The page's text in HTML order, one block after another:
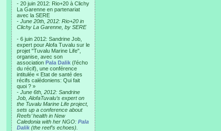
- 20 juin 2012: Rio+20 à Clichy
La Garenne en partenariat
avec la SERE
- June 20th, 2012: Rio+20 in
Clichy La Garenne, by SERE
- 6 juin 2012: Sandrine Job,
expert pour Alofa Tuvalu sur le
projet "Tuvalu Marine Life",
organise, avec son
association Pala Dalik (l’écho
du récif), une conférence
intitulée « Etat de santé des
récifs calédoniens: Qui fait
quoi ? »
- June 6th, 2012: Sandrine
Job, AlofaTuvalu’s expert on
the Tuvalu Marine Life project,
sets up a conference about
Reefs’ health in New
Caledonia with her NGO: Pala
Dalik (the reef’s echoes).